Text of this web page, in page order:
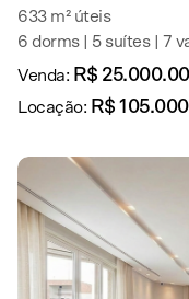
633 m² úteis
6 dorms | 5 suítes | 7
Venda: R$
Locação: R$ 105.000